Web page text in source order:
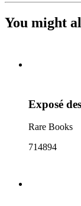
You might
Exposé
Rare Books
714894